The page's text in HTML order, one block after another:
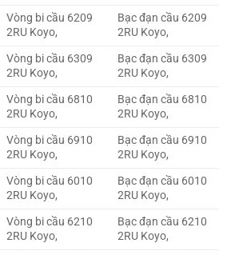
Vòng bi cầu 6209
2RU Koyo,
Bạc đạn cầu 6209
2RU Koyo,
Vòng bi cầu 6309
2RU Koyo,
Bạc đạn cầu 6309
2RU Koyo,
Vòng bi cầu 6810
2RU Koyo,
Bạc đạn cầu 6810
2RU Koyo,
Vòng bi cầu 6910
2RU Koyo,
Bạc đạn cầu 6910
2RU Koyo,
Vòng bi cầu 6010
2RU Koyo,
Bạc đạn cầu 6010
2RU Koyo,
Vòng bi cầu 6210
2RU Koyo,
Bạc đạn cầu 6210
2RU Koyo,